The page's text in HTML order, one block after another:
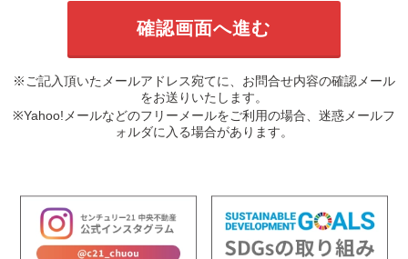
※ご記入頂いたメールアドレス宛てに、お問合せ内容の確認メール
をお送りいたします。
※Yahoo!メールなどのフリーメールをご利用の場合、迷惑メールフ
ォルダに入る場合があります。